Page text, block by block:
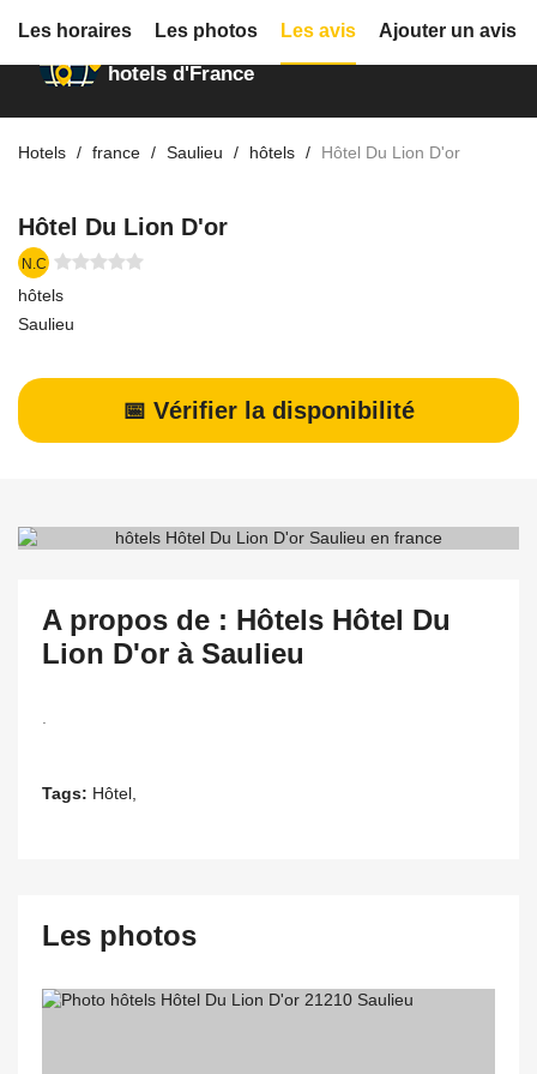
Annuaire des
hotels d'France
Hotels france Saulieu hôtels Hôtel Du Lion D'or
Hôtel Du Lion D'or
N.C
hôtels
Saulieu
📅 Vérifier la disponibilité
Les horaires Les photos Les avis Ajouter un avis
A propos de : Hôtels Hôtel Du
Lion D'or à Saulieu
Tags: Hôtel,
Les photos